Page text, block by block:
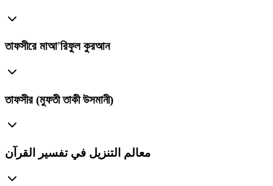
তাফসীরে মাআ'রিফুল কুরআন
তাফসীর (মুফতী তাকী উসমানী)
معالم التنزيل في تفسير القرآن